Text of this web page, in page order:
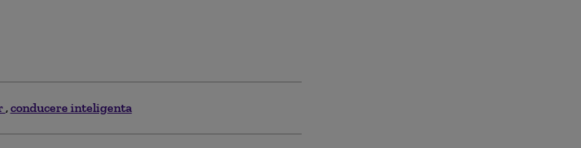
conducere inteligenta